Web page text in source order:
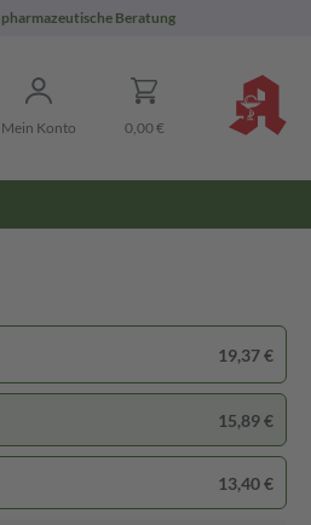
pharmazeutische Beratung
Mein Konto 0,00 €
19,37 €
15,89 €
13,40 €